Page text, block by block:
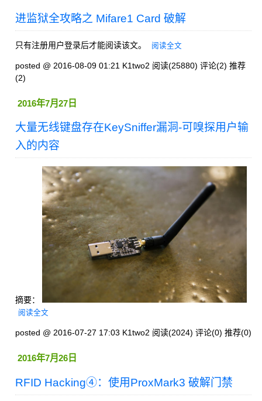
进监狱全攻略之 Mifare1 Card 破解
只有注册用户登录后才能阅读该文。 阅读全文
posted @ 2016-08-09 01:21 K1two2 阅读(25880) 评论(2) 推荐
(2)
2016年7月27日
大量无线键盘存在KeySniffer漏洞-可嗅探用户输
入的内容
摘要：
阅读全文
posted @ 2016-07-27 17:03 K1two2 阅读(2024) 评论(0) 推荐(0)
2016年7月26日
RFID Hacking④：使用ProxMark3 破解门禁